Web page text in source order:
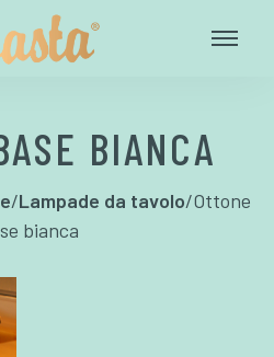
BIANCA
/Lampade da tavolo/Ottone
bianca